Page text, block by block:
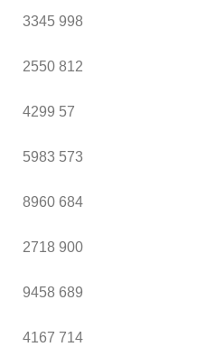
3345 998
2550 812
4299 57
5983 573
8960 684
2718 900
9458 689
4167 714